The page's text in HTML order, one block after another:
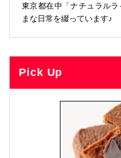
東京都在中「ナチュラル
まな日常を綴っています♪
Pick Up